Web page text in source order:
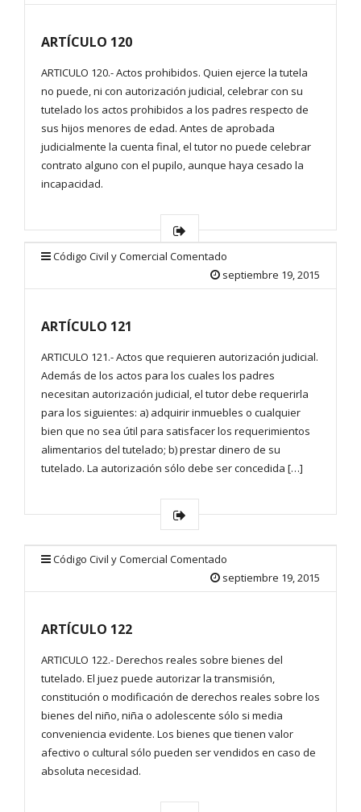
ARTÍCULO 120
ARTICULO 120.- Actos prohibidos. Quien ejerce la tutela
no puede, ni con autorización judicial, celebrar con su
tutelado los actos prohibidos a los padres respecto de
sus hijos menores de edad. Antes de aprobada
judicialmente la cuenta final, el tutor no puede celebrar
contrato alguno con el pupilo, aunque haya cesado la
incapacidad.
Código Civil y Comercial Comentado
septiembre 19, 2015
ARTÍCULO 121
ARTICULO 121.- Actos que requieren autorización judicial.
Además de los actos para los cuales los padres
necesitan autorización judicial, el tutor debe requerirla
para los siguientes: a) adquirir inmuebles o cualquier
bien que no sea útil para satisfacer los requerimientos
alimentarios del tutelado; b) prestar dinero de su
tutelado. La autorización sólo debe ser concedida […]
Código Civil y Comercial Comentado
septiembre 19, 2015
ARTÍCULO 122
ARTICULO 122.- Derechos reales sobre bienes del
tutelado. El juez puede autorizar la transmisión,
constitución o modificación de derechos reales sobre los
bienes del niño, niña o adolescente sólo si media
conveniencia evidente. Los bienes que tienen valor
afectivo o cultural sólo pueden ser vendidos en caso de
absoluta necesidad.